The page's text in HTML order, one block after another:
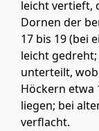
leicht vertieft,
Dornen der
17 bis 19 (bei
leicht
unterteilt,
Höckern etwa
liegen; bei
verflacht.